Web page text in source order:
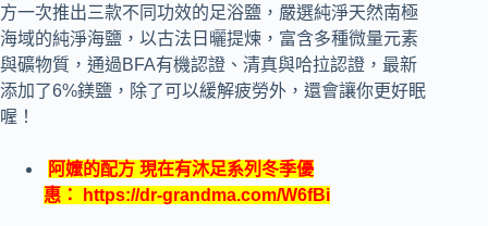
方一次推出三款不同功效的足浴鹽，嚴選純淨天然南極
海域的純淨海鹽，以古法日曬提煉，富含多種微量元素
與礦物質，通過BFA有機認證、清真與哈拉認證，最新
添加了6%鎂鹽，除了可以緩解疲勞外，還會讓你更好眠
喔！
阿嬤的配方 現在有沐足系列冬季優
惠：
https://dr-grandma.com/W6fBi